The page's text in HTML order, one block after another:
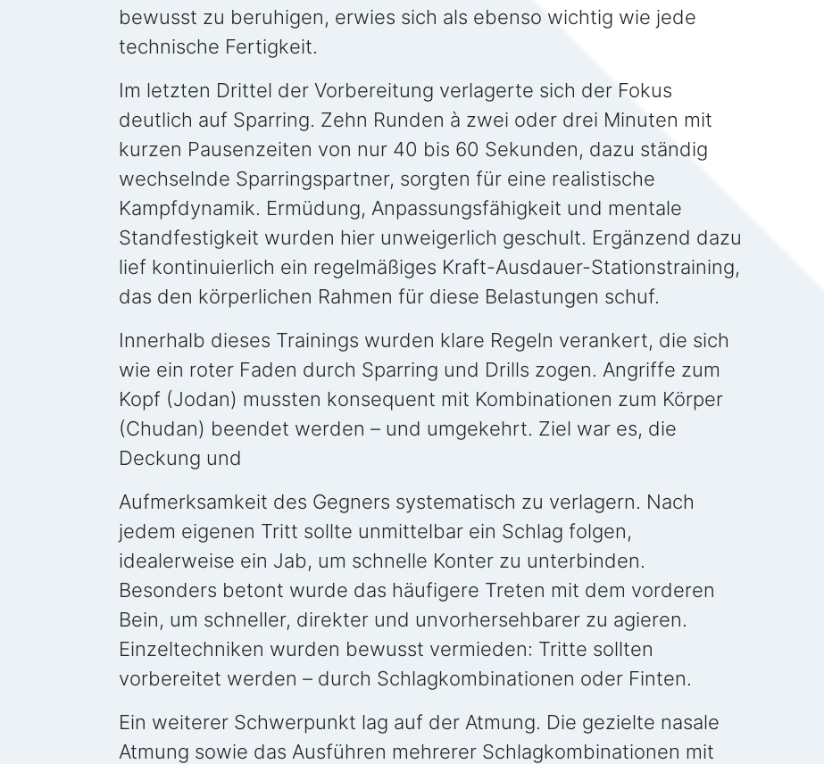
bewusst zu beruhigen, erwies sich als ebenso wichtig wie jede
technische Fertigkeit.
Im letzten Drittel der Vorbereitung verlagerte sich der Fokus
deutlich auf Sparring. Zehn Runden à zwei oder drei Minuten mit
kurzen Pausenzeiten von nur 40 bis 60 Sekunden, dazu ständig
wechselnde Sparringspartner, sorgten für eine realistische
Kampfdynamik. Ermüdung, Anpassungsfähigkeit und mentale
Standfestigkeit wurden hier unweigerlich geschult. Ergänzend dazu
lief kontinuierlich ein regelmäßiges Kraft-Ausdauer-Stationstraining,
das den körperlichen Rahmen für diese Belastungen schuf.
Innerhalb dieses Trainings wurden klare Regeln verankert, die sich
wie ein roter Faden durch Sparring und Drills zogen. Angriffe zum
Kopf (Jodan) mussten konsequent mit Kombinationen zum Körper
(Chudan) beendet werden – und umgekehrt. Ziel war es, die
Deckung und
Aufmerksamkeit des Gegners systematisch zu verlagern. Nach
jedem eigenen Tritt sollte unmittelbar ein Schlag folgen,
idealerweise ein Jab, um schnelle Konter zu unterbinden.
Besonders betont wurde das häufigere Treten mit dem vorderen
Bein, um schneller, direkter und unvorhersehbarer zu agieren.
Einzeltechniken wurden bewusst vermieden: Tritte sollten
vorbereitet werden – durch Schlagkombinationen oder Finten.
Ein weiterer Schwerpunkt lag auf der Atmung. Die gezielte nasale
Atmung sowie das Ausführen mehrerer Schlagkombinationen mit